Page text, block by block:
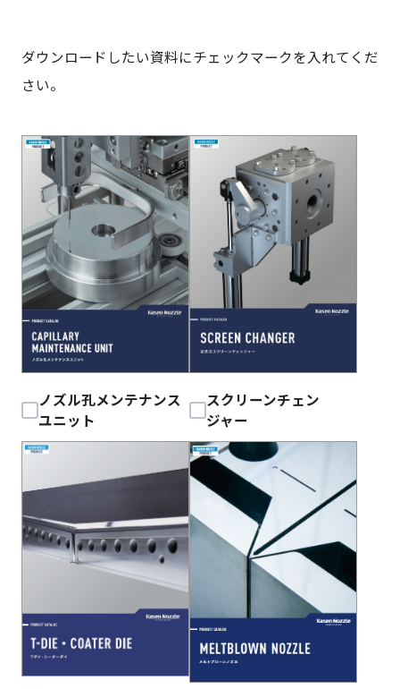
ダウンロードしたい資料にチェックマークを入れてくだ
さい。
ノズル孔メンテナンス
ユニット
スクリーンチェン
ジャー